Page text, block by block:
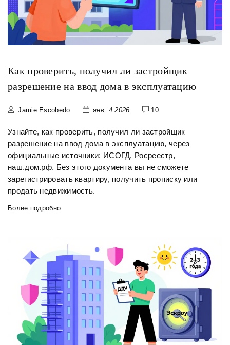
Как проверить, получил ли застройщик
разрешение на ввод дома в эксплуатацию
Jamie Escobedo янв, 4 2026 10
Узнайте, как проверить, получил ли застройщик
разрешение на ввод дома в эксплуатацию, через
официальные источники: ИСОГД, Росреестр,
наш.дом.рф. Без этого документа вы не сможете
зарегистрировать квартиру, получить прописку или
продать недвижимость.
Более подробно